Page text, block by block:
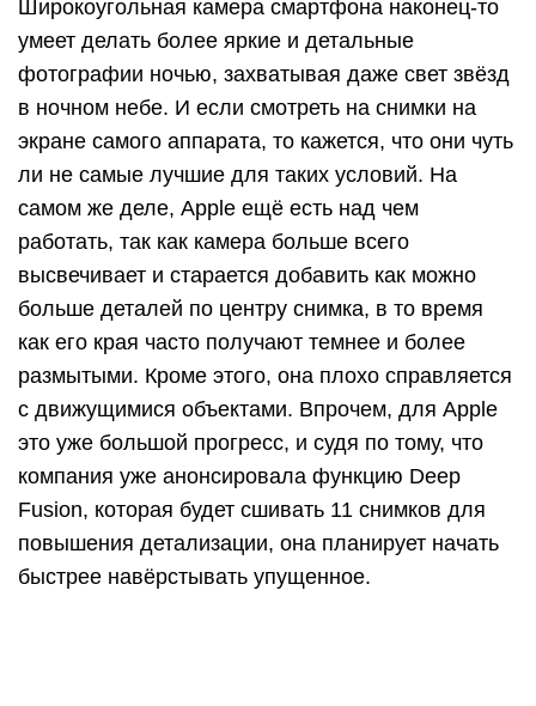
Широкоугольная камера смартфона наконец-то
умеет делать более яркие и детальные
фотографии ночью, захватывая даже свет звёзд
в ночном небе. И если смотреть на снимки на
экране самого аппарата, то кажется, что они чуть
ли не самые лучшие для таких условий. На
самом же деле, Apple ещё есть над чем
работать, так как камера больше всего
высвечивает и старается добавить как можно
больше деталей по центру снимка, в то время
как его края часто получают темнее и более
размытыми. Кроме этого, она плохо справляется
с движущимися объектами. Впрочем, для Apple
это уже большой прогресс, и судя по тому, что
компания уже анонсировала функцию Deep
Fusion, которая будет сшивать 11 снимков для
повышения детализации, она планирует начать
быстрее навёрстывать упущенное.